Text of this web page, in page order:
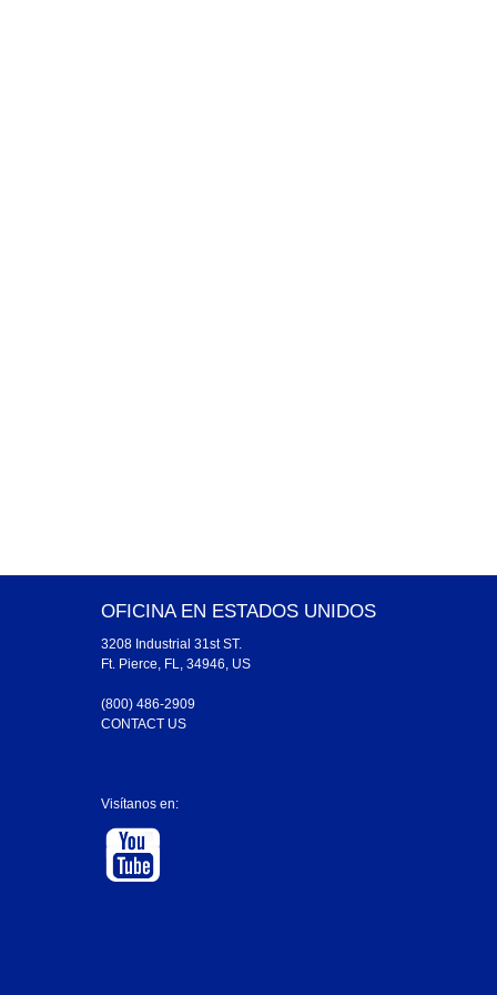
OFICINA EN ESTADOS UNIDOS
3208 Industrial 31st ST.
Ft. Pierce, FL, 34946, US
(800) 486-2909
CONTACT US
Visítanos en: